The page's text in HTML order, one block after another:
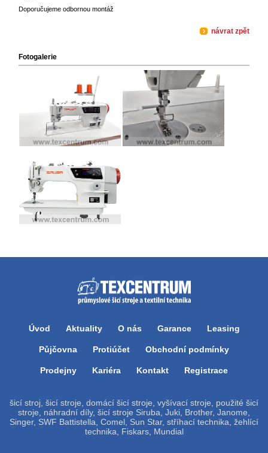
Doporučujeme odbornou montáž
návrat zpět
Fotogalerie
Úvod Aktuality O nás Garance Leasing
Půjčovna Protiúčet Obchodní podmínky
Prodejny Kariéra Kontakt Registrace
šicí stroj, šicí stroje, domácí šicí stroje, vyšívací stroje, použité šicí
stroje, náhradní díly, šicí stroje Siruba, Juki, Brother, Janome,
Singer, SWF Battistella, Comel, Sun Star, stříhací technika, žehlící
technika, Fiskars, Mundial